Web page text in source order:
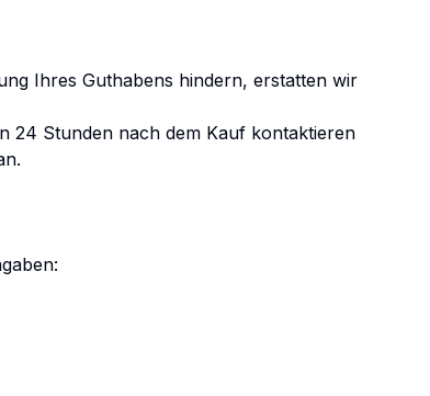
Ihres Guthabens hindern, erstatten wir
24 Stunden nach dem Kauf kontaktieren